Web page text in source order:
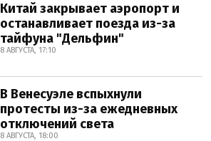
Китай закрывает аэропорт и
останавливает поезда из-за
тайфуна "Дельфин"
8 АВГУСТА, 17:10
В Венесуэле вспыхнули
протесты из-за ежедневных
отключений света
8 АВГУСТА, 18:00